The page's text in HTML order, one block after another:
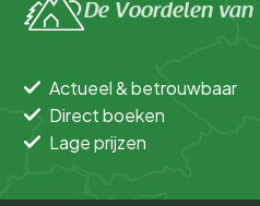
De Voordelen
Actueel & betrouwbaar
Direct boeken
Lage prijzen